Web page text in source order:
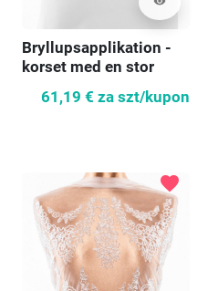
Bryllupsapplikation -
korset med en stor
61,19 € za szt/kupon
favorite